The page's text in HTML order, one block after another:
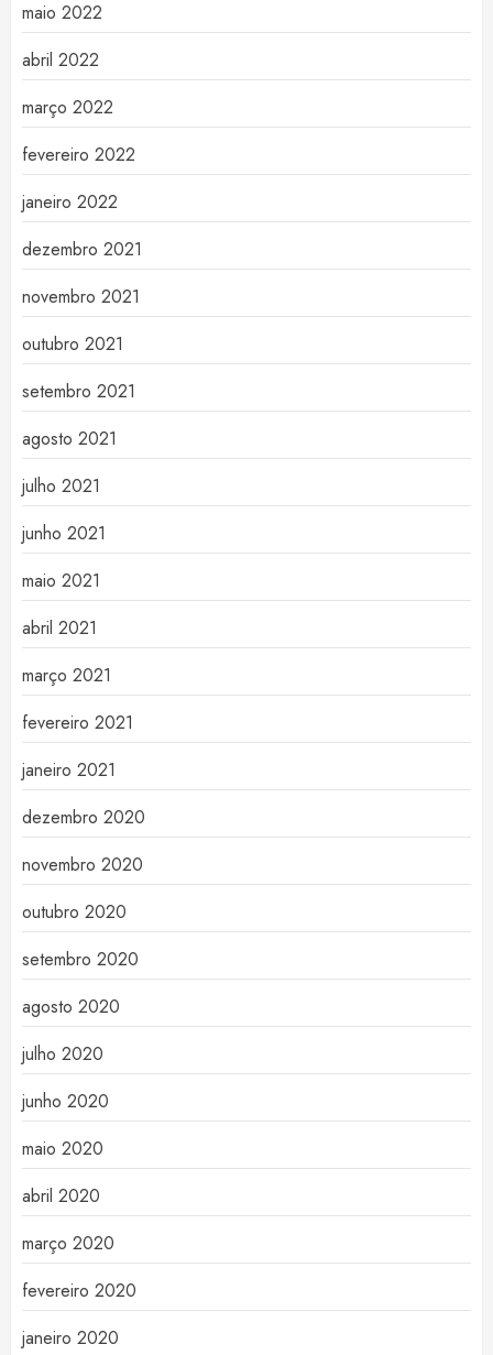
maio 2022
abril 2022
março 2022
fevereiro 2022
janeiro 2022
dezembro 2021
novembro 2021
outubro 2021
setembro 2021
agosto 2021
julho 2021
junho 2021
maio 2021
abril 2021
março 2021
fevereiro 2021
janeiro 2021
dezembro 2020
novembro 2020
outubro 2020
setembro 2020
agosto 2020
julho 2020
junho 2020
maio 2020
abril 2020
março 2020
fevereiro 2020
janeiro 2020